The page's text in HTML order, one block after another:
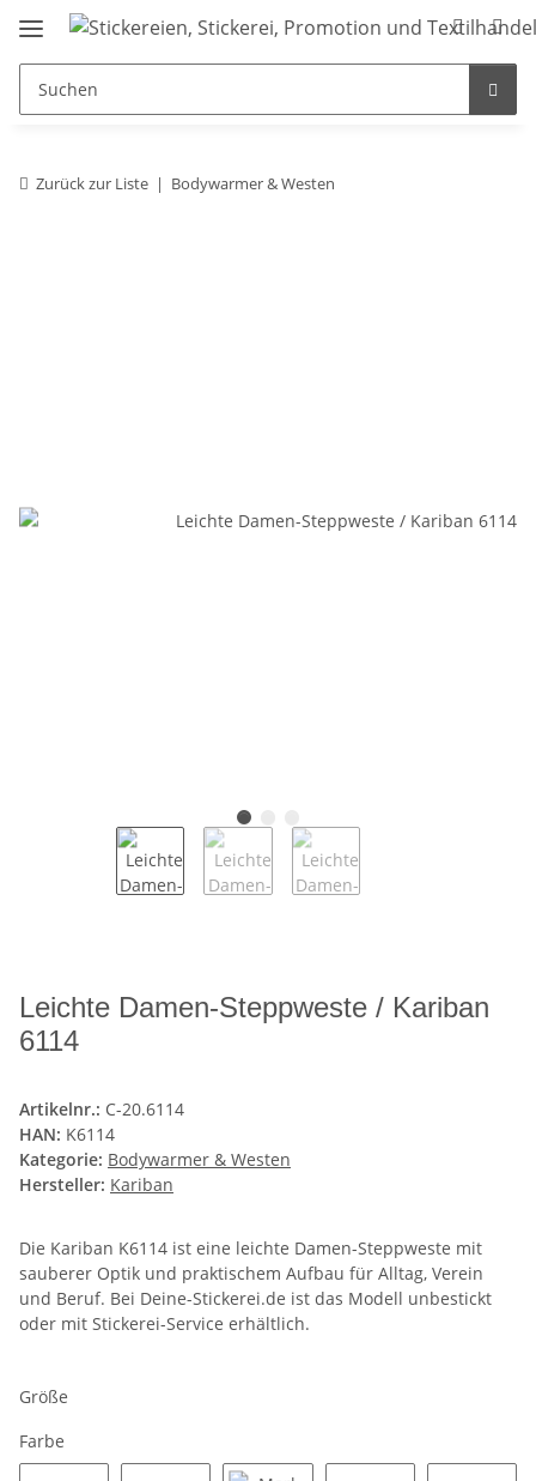
Zurück zur Liste Bodywarmer & Westen
Leichte Damen-Steppweste / Kariban
6114
Artikelnr.: C-20.6114
HAN: K6114
Kategorie: Bodywarmer & Westen
Hersteller: Kariban
Die Kariban K6114 ist eine leichte Damen-Steppweste mit
sauberer Optik und praktischem Aufbau für Alltag, Verein
und Beruf. Bei Deine-Stickerei.de ist das Modell unbestickt
oder mit Stickerei-Service erhältlich.
Größe
Farbe